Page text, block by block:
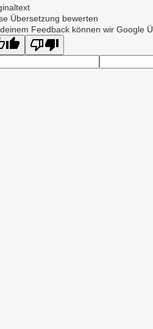
Übersetzung bewerten
Feedback können wir Google